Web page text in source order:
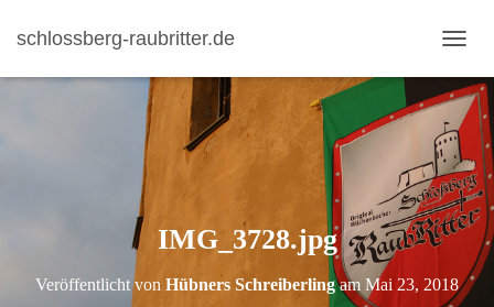
schlossberg-raubritter.de
A
V
G
A
T
I
O
U
M
IMG_3728.jpg
Veröffentlicht vonHübners Schreiberlingam Mai 23, 2018